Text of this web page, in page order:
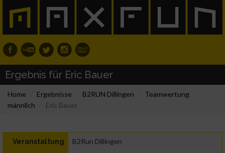
Ergebnis für Eric Bauer
Home Ergebnisse B2RUN Dillingen
Teamwertung
männlich
Eric Bauer
Veranstaltung B2Run Dillingen